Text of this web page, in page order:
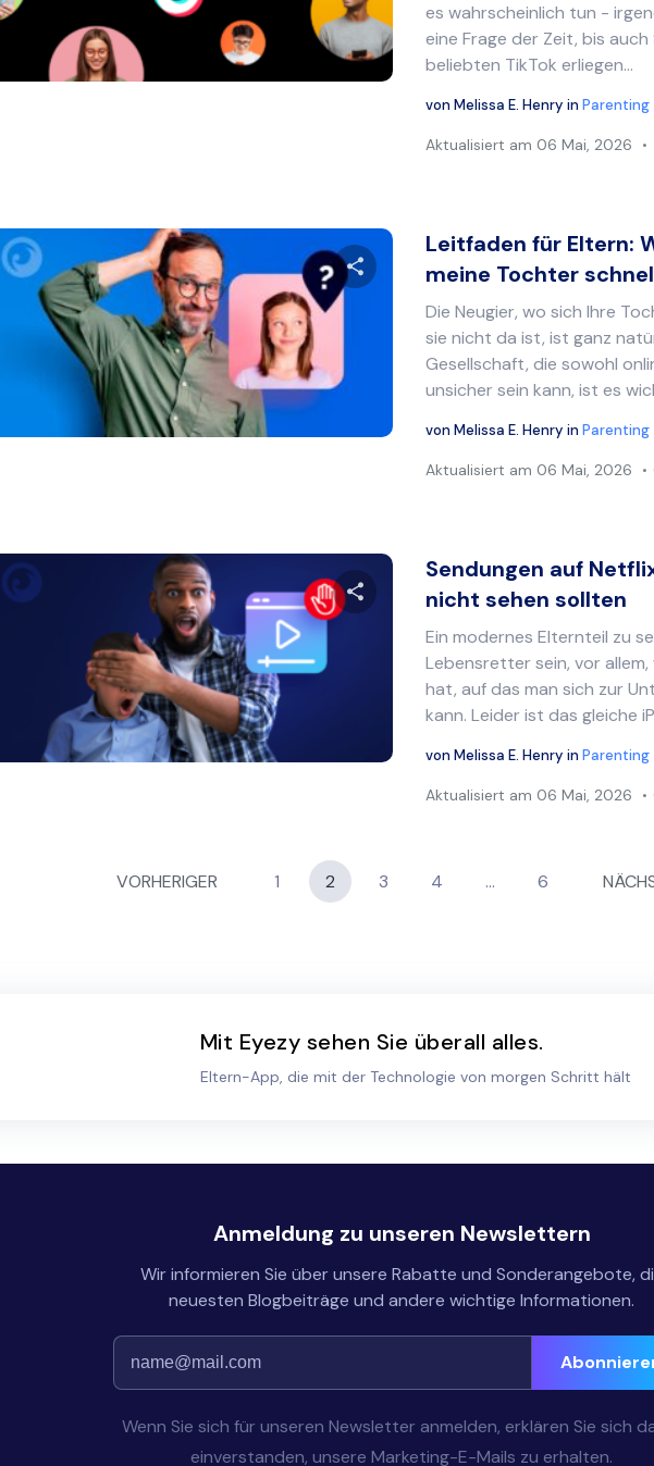
Twitter Facebook Link kopieren
es wahrscheinlich tun -
eine Frage der Zeit, bis
beliebten TikTok erliegen...
vonMelissa E. Henry inParenting
Aktualisiert am 06 Mai, 2026
Diesen Artikel teilen
Leitfaden für Eltern:
meine Tochter
Die Neugier, wo sich Ihre
sie nicht da ist, ist ganz
Gesellschaft, die sowohl
unsicher sein kann, ist es
vonMelissa E. Henry inParenting
Aktualisiert am 06 Mai, 2026
Diesen Artikel teilen
Sendungen auf
nicht sehen sollten
Ein modernes Elternteil zu
Lebensretter sein, vor allem,
hat, auf das man sich zur
kann. Leider ist das gleiche
vonMelissa E. Henry inParenting
Aktualisiert am 06 Mai, 2026
VORHERIGER 1 2 3 4 ... 6
Mit Eyezy sehen Sie überall alles.
Eltern-App, die mit der Technologie von morgen Schritt hält
Anmeldung zu unseren Newslettern
Wir informieren Sie über unsere Rabatte und Sonderangebote,
neuesten Blogbeiträge und andere wichtige Informationen.
Wenn Sie sich für unseren Newsletter anmelden, erklären Sie sich
einverstanden, unsere Marketing-E-Mails zu erhalten.